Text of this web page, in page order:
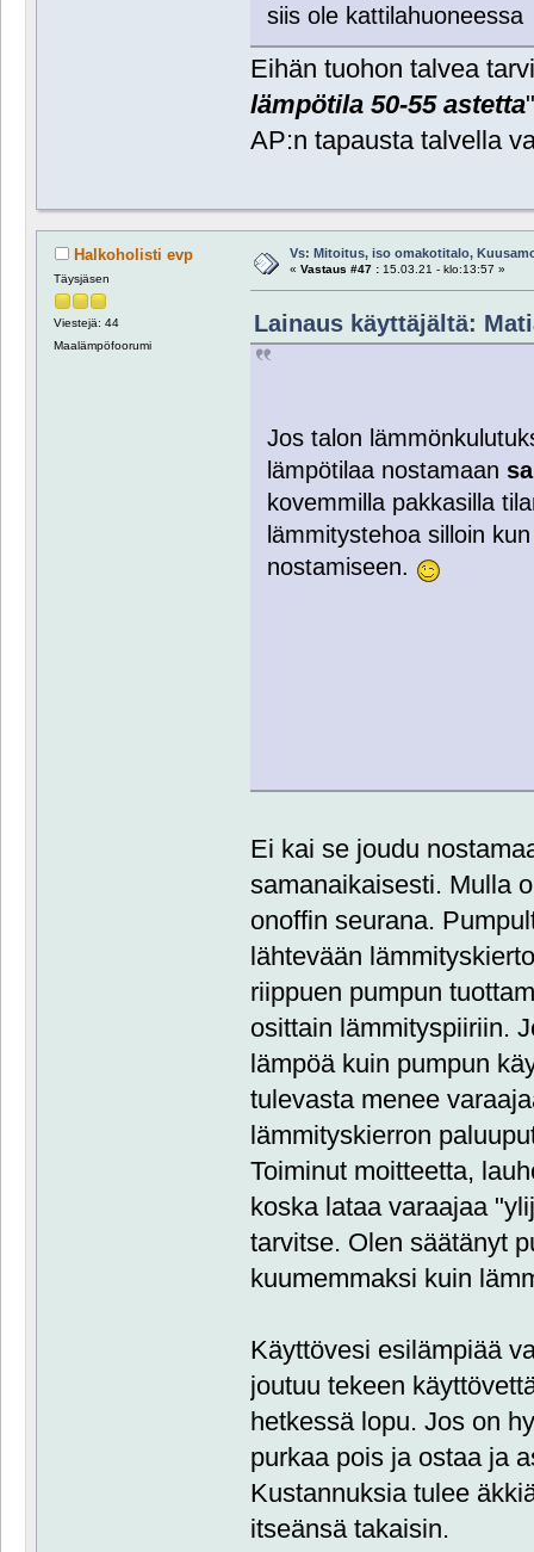
siis ole
Eihän tuohon talvea
lämpötila 50-55 astetta
AP:n tapausta talvella
Halkoholisti evp
Täysjäsen
Viestejä: 44
Maalämpöfoorumi
Vs: Mitoitus, iso omakotitalo,
« Vastaus #47 :15.03.21 - klo:13:57 »
Lainaus käyttäjältä:
Jos talon
lämpötilaa nostamaan
kovemmilla pakkasilla
lämmitystehoa silloin
nostamiseen.
Ei kai se joudu
samanaikaisesti. Mulla
onoffin seurana.
lähtevään
riippuen pumpun
osittain lämmityspiiriin.
lämpöä kuin pumpun
tulevasta menee
lämmityskierron
Toiminut moitteetta,
koska lataa varaajaa
tarvitse. Olen säätänyt
kuumemmaksi kuin
Käyttövesi esilämpiää
joutuu tekeen
hetkessä lopu. Jos on
purkaa pois ja ostaa ja
Kustannuksia tulee
itseänsä takaisin.